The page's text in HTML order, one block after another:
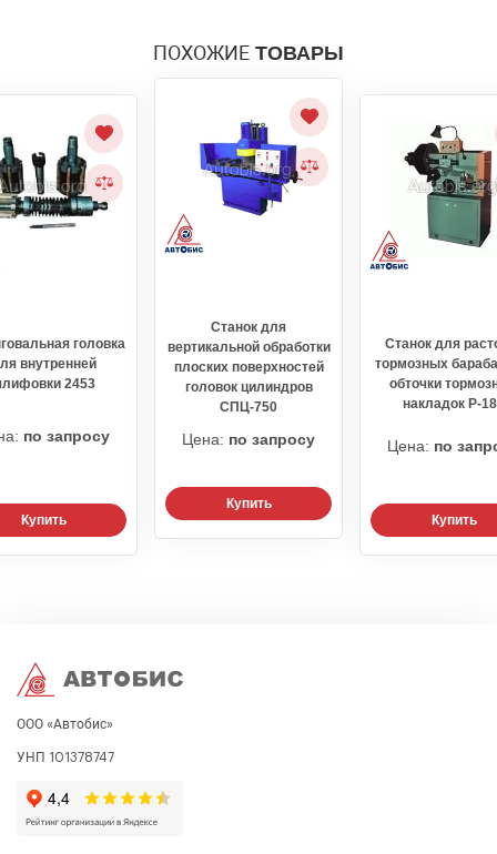
ПОХОЖИЕ ТОВАРЫ
головка
внутренней
2453
по запросу
Купить
Станок для
вертикальной обработки
плоских поверхностей
головок цилиндров
СПЦ-750
Цена: по запросу
Купить
Станок для
тормозных
обточки
накладок Р-
Цена: по
Купить
ООО «Автобис»
УНП 101378747